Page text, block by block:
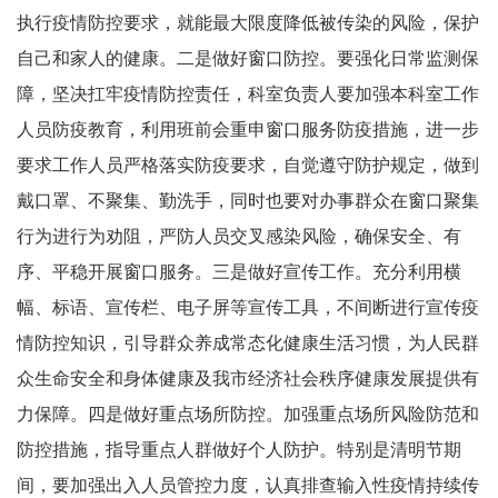
执行疫情防控要求，就能最大限度降低被传染的风险，保护
自己和家人的健康。二是做好窗口防控。要强化日常监测保
障，坚决扛牢疫情防控责任，科室负责人要加强本科室工作
人员防疫教育，利用班前会重申窗口服务防疫措施，进一步
要求工作人员严格落实防疫要求，自觉遵守防护规定，做到
戴口罩、不聚集、勤洗手，同时也要对办事群众在窗口聚集
行为进行为劝阻，严防人员交叉感染风险，确保安全、有
序、平稳开展窗口服务。三是做好宣传工作。充分利用横
幅、标语、宣传栏、电子屏等宣传工具，不间断进行宣传疫
情防控知识，引导群众养成常态化健康生活习惯，为人民群
众生命安全和身体健康及我市经济社会秩序健康发展提供有
力保障。四是做好重点场所防控。加强重点场所风险防范和
防控措施，指导重点人群做好个人防护。特别是清明节期
间，要加强出入人员管控力度，认真排查输入性疫情持续传